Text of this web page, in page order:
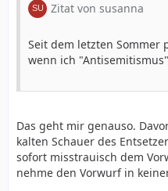
Zitat von susanna
Seit dem letzten Sommer
wenn ich
Das geht mir genauso.
kalten Schauer des
sofort misstrauisch dem
nehme den Vorwurf in